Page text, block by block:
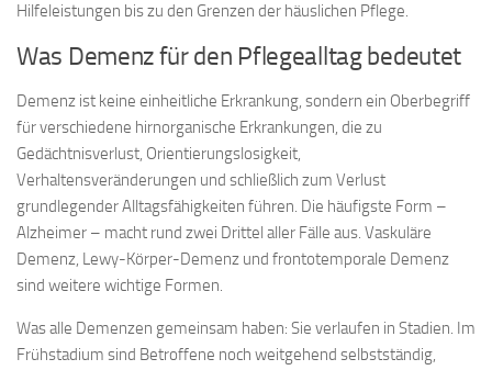
Hilfeleistungen bis zu den Grenzen der häuslichen Pflege.
Was Demenz für den Pflegealltag bedeutet
Demenz ist keine einheitliche Erkrankung, sondern ein Oberbegriff
für verschiedene hirnorganische Erkrankungen, die zu
Gedächtnisverlust, Orientierungslosigkeit,
Verhaltensveränderungen und schließlich zum Verlust
grundlegender Alltagsfähigkeiten führen. Die häufigste Form –
Alzheimer – macht rund zwei Drittel aller Fälle aus. Vaskuläre
Demenz, Lewy-Körper-Demenz und frontotemporale Demenz
sind weitere wichtige Formen.
Was alle Demenzen gemeinsam haben: Sie verlaufen in Stadien. Im
Frühstadium sind Betroffene noch weitgehend selbstständig,